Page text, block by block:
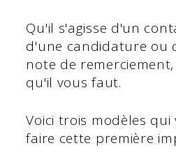
Qu'il s'agisse d'un
d'une candidature ou
note de
qu'il vous faut.
Voici trois modèles
faire cette première